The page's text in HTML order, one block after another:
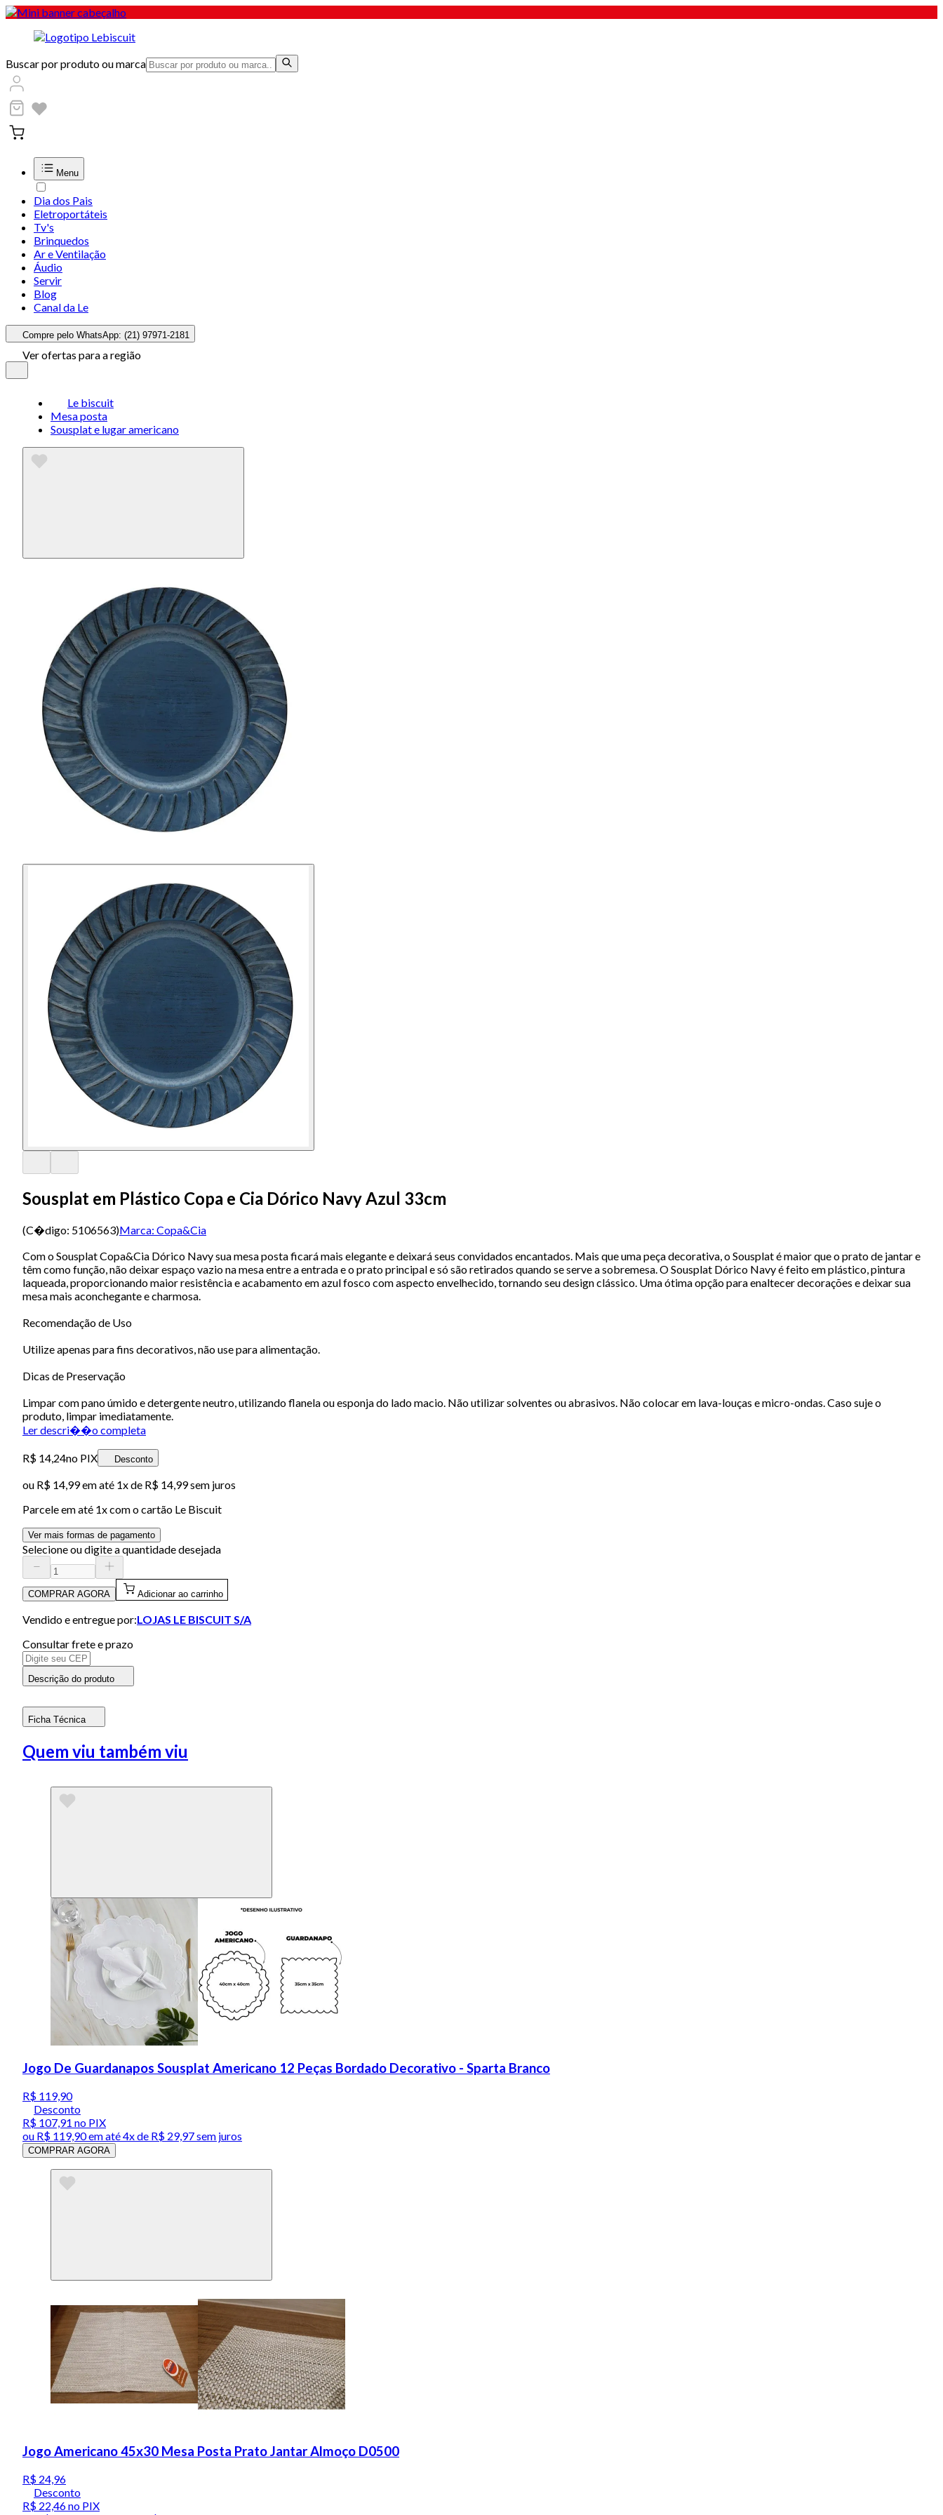
Buscar por produto ou marca
Menu
Dia dos Pais
Eletroportáteis
Tv's
Brinquedos
Ar e Ventilação
Áudio
Servir
Blog
Canal da Le
Compre pelo WhatsApp: (21) 97971-2181
Ver ofertas para a região
Le biscuit
Mesa posta
Sousplat e lugar americano
Sousplat em Plástico Copa e Cia Dórico Navy Azul 33cm
(C�digo: 5106563)Marca: Copa&Cia
Com o Sousplat Copa&Cia Dórico Navy sua mesa posta ficará mais elegante e deixará seus convidados encantados. Mais que uma peça decorativa, o Sousplat é maior que o prato de jantar e
têm como função, não deixar espaço vazio na mesa entre a entrada e o prato principal e só são retirados quando se serve a sobremesa. O Sousplat Dórico Navy é feito em plástico, pintura
laqueada, proporcionando maior resistência e acabamento em azul fosco com aspecto envelhecido, tornando seu design clássico. Uma ótima opção para enaltecer decorações e deixar sua
mesa mais aconchegante e charmosa.
Recomendação de Uso
Utilize apenas para fins decorativos, não use para alimentação.
Dicas de Preservação
Limpar com pano úmido e detergente neutro, utilizando flanela ou esponja do lado macio. Não utilizar solventes ou abrasivos. Não colocar em lava-louças e micro-ondas. Caso suje o
produto, limpar imediatamente.
Ler descri��o completa
R$ 14,24no PIX Desconto
ou R$ 14,99em até 1x de R$ 14,99sem juros
Parcele em até 1x com o cartão Le Biscuit
Ver mais formas de pagamento
Selecione ou digite a quantidade desejada
COMPRAR AGORA Adicionar ao carrinho
Vendido e entregue por:LOJAS LE BISCUIT S/A
Consultar frete e prazo
Descrição do produto
Ficha Técnica
Quem viu também viu
Jogo De Guardanapos Sousplat Americano 12 Peças Bordado Decorativo - Sparta Branco
R$ 119,90
Desconto
R$ 107,91 no PIX
ou R$ 119,90em até4x de R$ 29,97 sem juros
COMPRAR AGORA
Jogo Americano 45x30 Mesa Posta Prato Jantar Almoço D0500
R$ 24,96
Desconto
R$ 22,46no PIX